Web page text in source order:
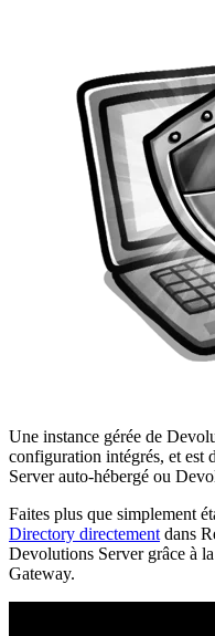
Une instance gérée de
configuration intégrés, et est
Server auto-hébergé ou
Faites plus que simplement
Directory directement dans
Devolutions Server grâce à
Gateway.